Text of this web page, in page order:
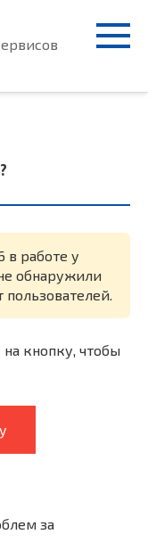
в работе у
обнаружили
кнопку, чтобы
за